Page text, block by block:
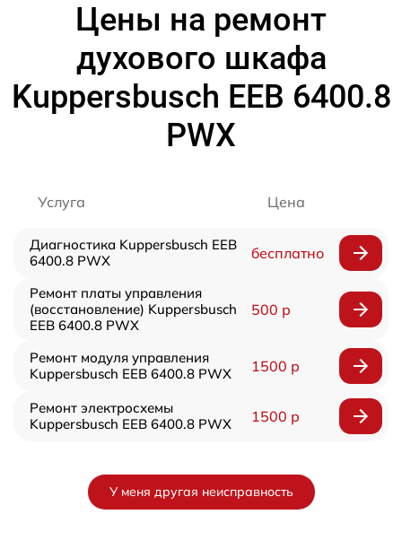
Цены на ремонт
духового шкафа
Kuppersbusch EEB 6400.8
PWX
Услуга Цена
Диагностика Kuppersbusch EEB
6400.8 PWX
бесплатно
Ремонт платы управления
(восстановление) Kuppersbusch
EEB 6400.8 PWX
500 р
Ремонт модуля управления
Kuppersbusch EEB 6400.8 PWX
1500 р
Ремонт электросхемы
Kuppersbusch EEB 6400.8 PWX
1500 р
У меня другая неисправность